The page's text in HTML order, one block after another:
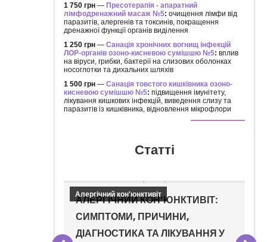
1 750 грн — Пресотерапія - апаратний
лімфодренажний масаж №5: очищення лімфи від
паразитів, алергенів та токсинів, покращення
дренажної функції органів виділення
1 250 грн — Санація хронічних вогнищ інфекцій
ЛОР-органів озоно-кисневою сумішшю №5: вплив
на віруси, грибки, бактерії на слизових оболонках
носоглотки та дихальних шляхів
1 500 грн — Санація товстого кишківника озоно-
кисневою сумішшю №5: підвищення імунітету,
лікування кишкових інфекцій, виведення слизу та
паразитів із кишківника, відновлення мікрофлори
Статті
Алергічний кон'юнктивіт
АЛЕРГІЧНИЙ КОН’ЮНКТИВІТ:
СИМПТОМИ, ПРИЧИНИ,
ДІАГНОСТИКА ТА ЛІКУВАННЯ У